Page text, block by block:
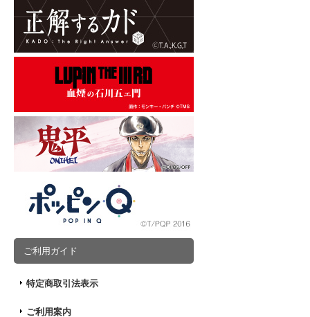
ご利用ガイド
特定商取引法表示
ご利用案内